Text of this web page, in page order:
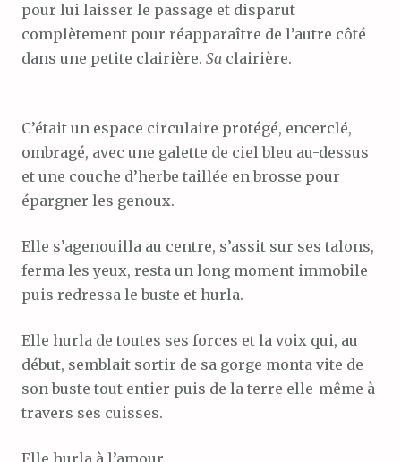
pour lui laisser le passage et disparut
complètement pour réapparaître de l’autre côté
dans une petite clairière. Sa clairière.
C’était un espace circulaire protégé, encerclé,
ombragé, avec une galette de ciel bleu au-dessus
et une couche d’herbe taillée en brosse pour
épargner les genoux.
Elle s’agenouilla au centre, s’assit sur ses talons,
ferma les yeux, resta un long moment immobile
puis redressa le buste et hurla.
Elle hurla de toutes ses forces et la voix qui, au
début, semblait sortir de sa gorge monta vite de
son buste tout entier puis de la terre elle-même à
travers ses cuisses.